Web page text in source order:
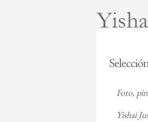
Foto,
Yishai